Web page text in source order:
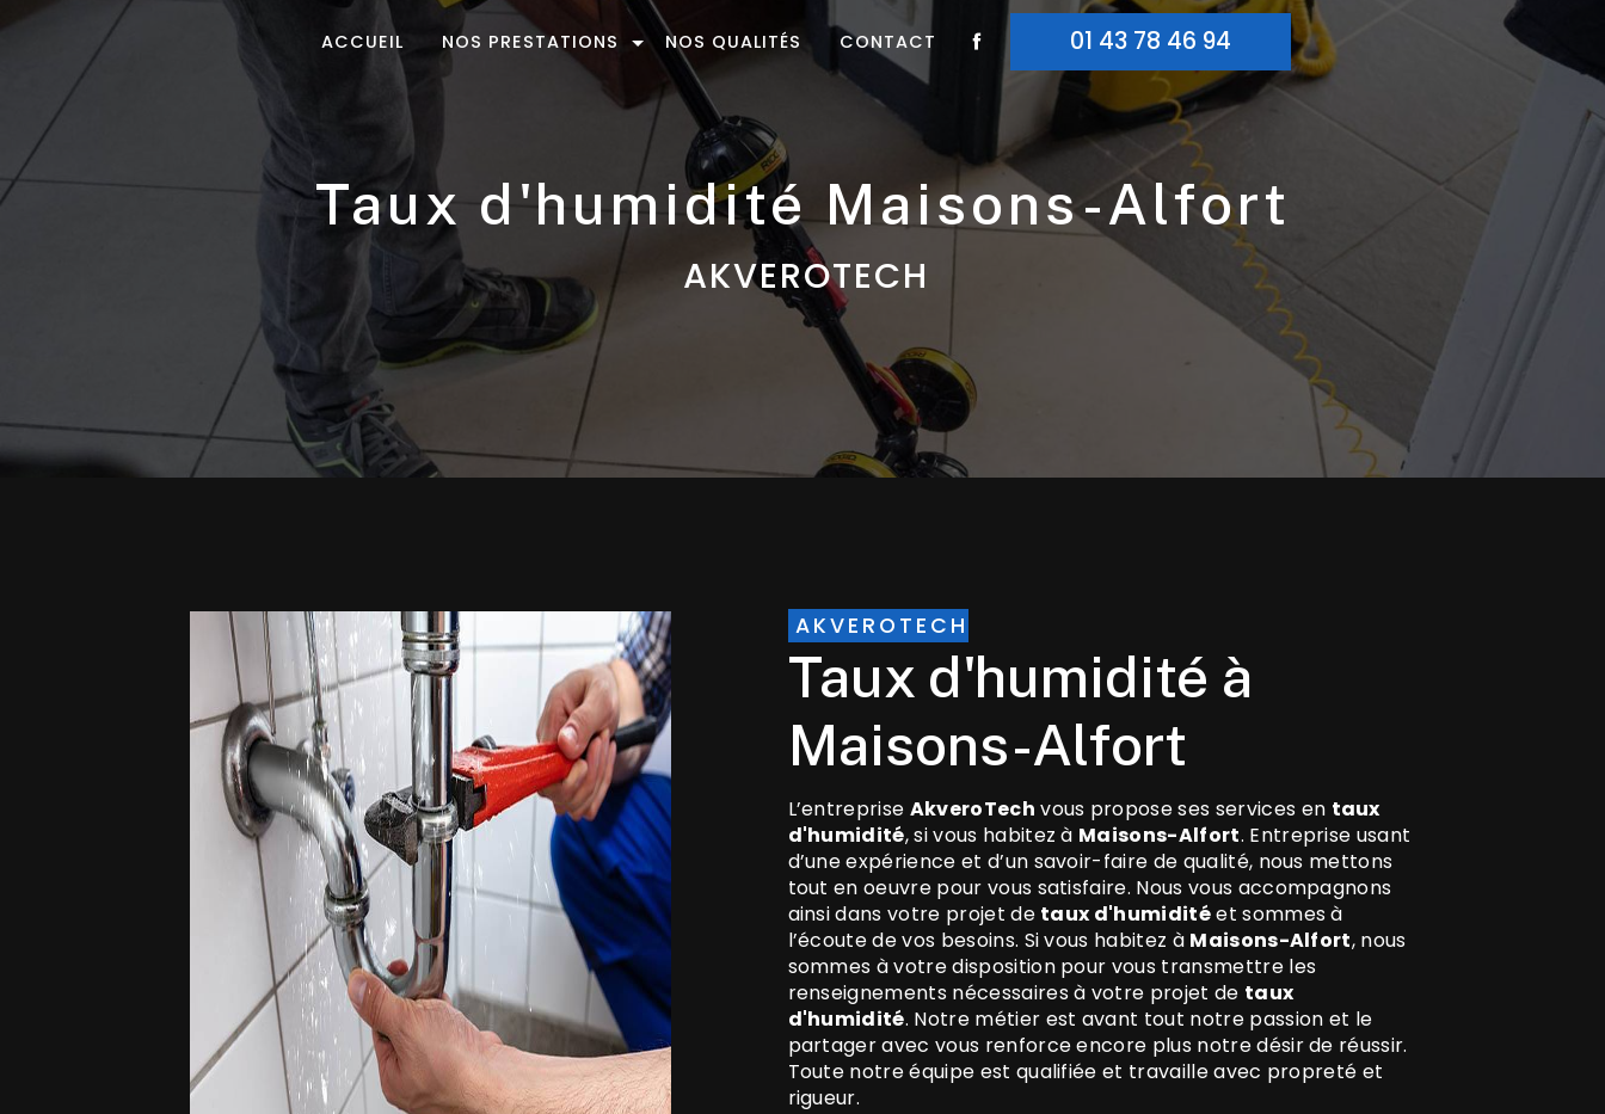
ACCUEIL NOS PRESTATIONS NOS QUALITÉS CONTACT 01 43 78 46 94
taux d'humidité Maisons-Alfort
AKVEROTECH
AKVEROTECH
taux d'humidité à
Maisons-Alfort
L’entreprise AkveroTech vous propose ses services en taux
d'humidité, si vous habitez à Maisons-Alfort. Entreprise usant
d’une expérience et d’un savoir-faire de qualité, nous mettons
tout en oeuvre pour vous satisfaire. Nous vous accompagnons
ainsi dans votre projet de taux d'humiditéet sommes à
l’écoute de vos besoins. Si vous habitez à Maisons-Alfort, nous
sommes à votre disposition pour vous transmettre les
renseignements nécessaires à votre projet de taux
d'humidité. Notre métier est avant tout notre passion et le
partager avec vous renforce encore plus notre désir de réussir.
Toute notre équipe est qualifiée et travaille avec propreté et
rigueur.
Panneau de gestion des cookies